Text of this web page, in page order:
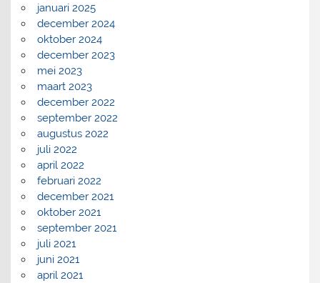
januari 2025
december 2024
oktober 2024
december 2023
mei 2023
maart 2023
december 2022
september 2022
augustus 2022
juli 2022
april 2022
februari 2022
december 2021
oktober 2021
september 2021
juli 2021
juni 2021
april 2021